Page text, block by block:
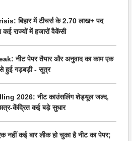
बिहार में टीचर्स के 2.70 लाख+ पद
राज्यों में हजारों वैकेंसी
नीट पेपर तैयार और अनुवाद का काम एक
हुई गड़बड़ी - सूत्र
2026: नीट काउंसलिंग शेड्यूल जल्द,
केंद्रित कई बड़े सुधार
कई बार लीक हो चुका है नीट का पेपर;